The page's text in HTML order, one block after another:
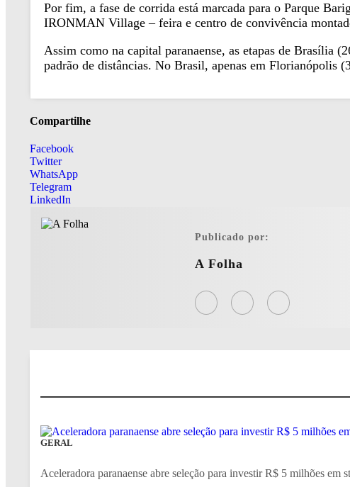
Por fim, a fase de corrida está marcada para o Parque
IRONMAN Village – feira e centro de convivência
Assim como na capital paranaense, as etapas de Brasília
padrão de distâncias. No Brasil, apenas em Florianópolis
Compartilhe
Facebook
Twitter
WhatsApp
Telegram
LinkedIn
Publicado por:
A Folha
GERAL
Aceleradora paranaense abre seleção para investir R$ 5 milhões em